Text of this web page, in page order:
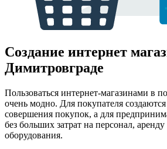
Создание интернет
Димитровграде
Пользоваться интернет-магазинами в
очень модно. Для покупателя
совершения покупок, а для
без больших затрат на персонал,
оборудования.